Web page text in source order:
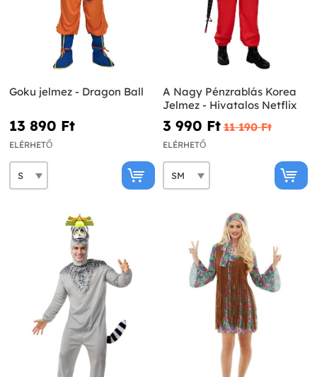
Goku jelmez - Dragon Ball
13 890 Ft‎
ELÉRHETŐ
A Nagy Pénzrablás Korea
Jelmez - Hivatalos Netflix
3 990 Ft‎ 11 190 Ft‎
ELÉRHETŐ